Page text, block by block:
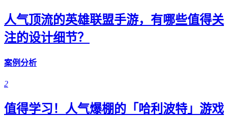
人气顶流的英雄联盟手游，有哪些值得关
注的设计细节？
案例分析
2
值得学习！人气爆棚的「哈利波特」游戏